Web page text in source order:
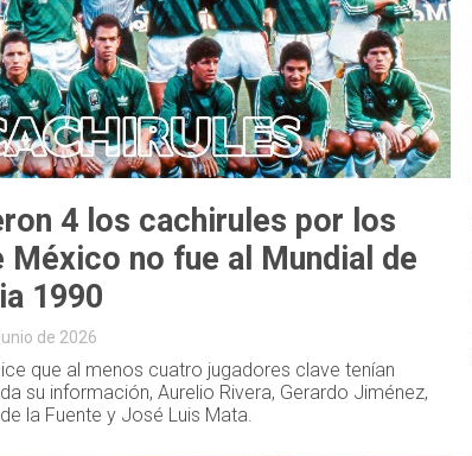
4 los cachirules por los
México no fue al Mundial de
1990
de 2026
que al menos cuatro jugadores clave tenían
su información, Aurelio Rivera, Gerardo Jiménez,
la Fuente y José Luis Mata.